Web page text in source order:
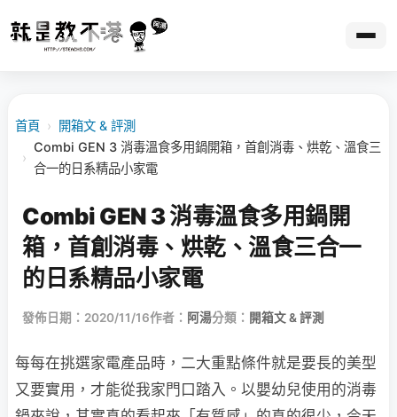
首頁 › 開箱文 & 評測
›
Combi GEN 3 消毒溫食多用鍋開箱，首創消毒、烘乾、溫食三
合一的日系精品小家電
Combi GEN 3 消毒溫食多用鍋開
箱，首創消毒、烘乾、溫食三合一
的日系精品小家電
發佈日期：2020/11/16作者： 阿湯分類： 開箱文 & 評測
每每在挑選家電產品時，二大重點條件就是要長的美型
又要實用，才能從我家門口踏入。以嬰幼兒使用的消毒